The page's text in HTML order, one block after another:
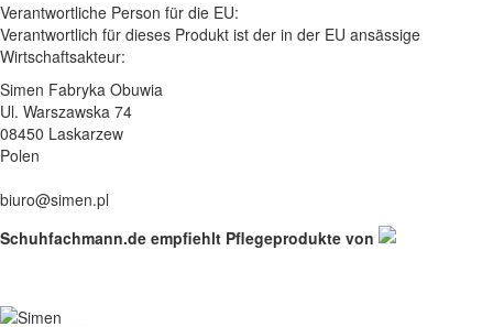
Verantwortliche Person für die EU:
Verantwortlich für dieses Produkt ist der in der EU ansässige
Wirtschaftsakteur:
Simen Fabryka Obuwia
Ul. Warszawska 74
08450 Laskarzew
Polen
biuro@simen.pl
Schuhfachmann.de empfiehlt Pflegeprodukte von